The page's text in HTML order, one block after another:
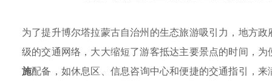
为了提升博尔塔拉蒙古自治州的生态旅游吸引力，地方政
级的交通网络，大大缩短了游客抵达主要景点的时间，
施配备，如休息区、信息咨询中心和便捷的交通指引，